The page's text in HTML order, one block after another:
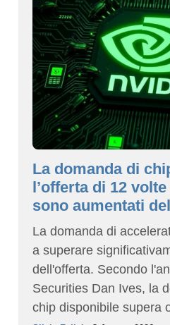
La domanda di
l’offerta di 12
sono aumentati
La domanda di
a superare
dell'offerta. Secondo
Securities Dan Ives, la
chip disponibile supera